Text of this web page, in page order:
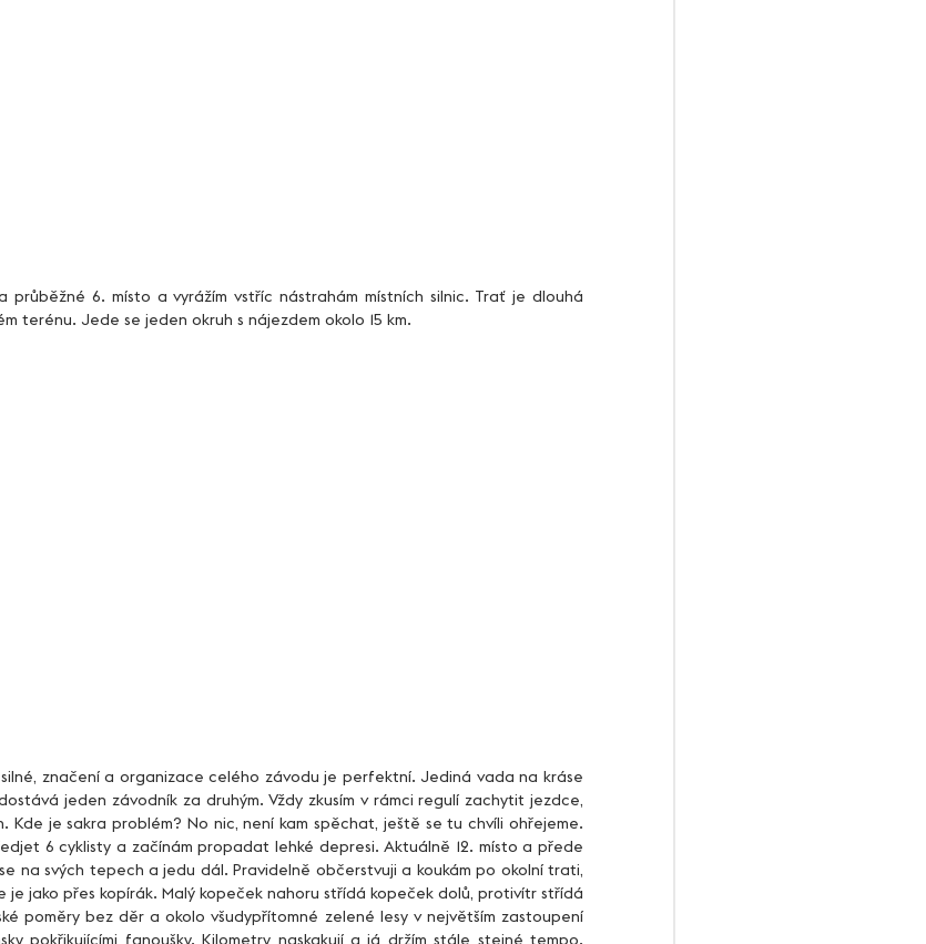
terénu. Jede se jeden okruh s nájezdem okolo 15 km.
jeden závodník za druhým. Vždy zkusím v rámci regulí zachytit jezdce,
Kde je sakra problém? No nic, není kam spěchat, ještě se tu chvíli ohřejeme.
6 cyklisty a začínám propadat lehké depresi. Aktuálně 12. místo a přede
na svých tepech a jedu dál. Pravidelně občerstvuji a koukám po okolní trati,
je jako přes kopírák. Malý kopeček nahoru střídá kopeček dolů, protivítr střídá
poměry bez děr a okolo všudypřítomné zelené lesy v největším zastoupení
pokřikujícími fanoušky. Kilometry naskakují a já držím stále stejné tempo.